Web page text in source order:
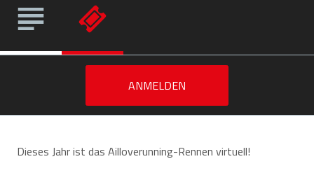
ANMELDEN
Dieses Jahr ist das Ailloverunning-Rennen virtuell!